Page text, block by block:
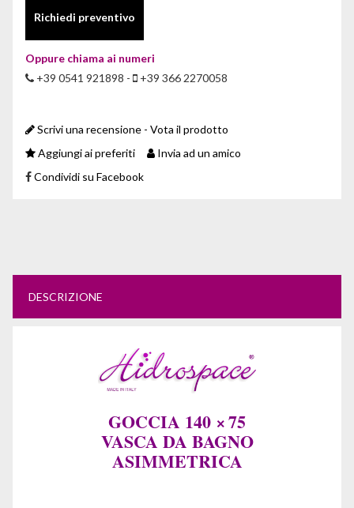
Richiedi preventivo
Oppure chiama ai numeri
+39 0541 921898 -
+39 366 2270058
Scrivi una recensione - Vota il prodotto
Aggiungi ai preferiti
Invia ad un amico
Condividi su Facebook
DESCRIZIONE
GOCCIA 140 × 75
VASCA DA BAGNO
ASIMMETRICA